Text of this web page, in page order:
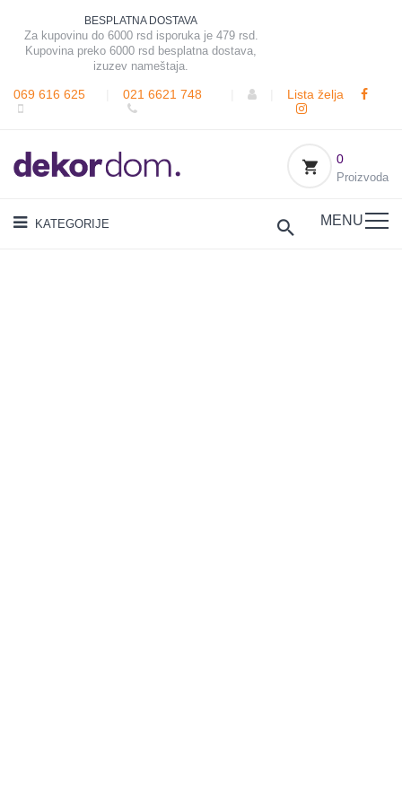
BESPLATNA DOSTAVA
Za kupovinu do 6000 rsd isporuka je 479 rsd.
Kupovina preko 6000 rsd besplatna dostava,
izuzev nameštaja.
069 616 625 021 6621 748 Lista želja
0
Proizvoda
KATEGORIJE MENU